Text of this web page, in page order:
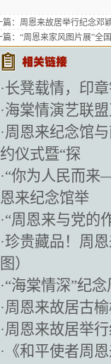
： 周恩来故居举行纪念邓
： “周恩来家风图片展”全
·长凳载情，印
·海棠情演艺联
·周恩来纪念馆
约仪式暨“探
·“你为人民而来
恩来纪念馆举
·“周恩来与党的
·珍贵藏品！周
图）
·“海棠情深”纪
·周恩来故居古
·周恩来故居举
· 《和平使者周